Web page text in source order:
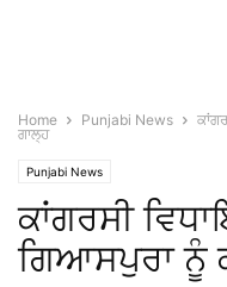
Home Punjabi News
ਗਾਲ੍ਹ
Punjabi News
ਕਾਂਗਰਸੀ
ਗਿਆਸਪੁਰਾ ਨੂੰ